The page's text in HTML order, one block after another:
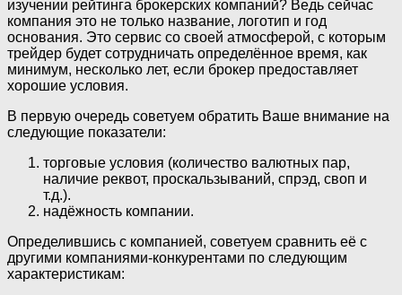
изучении рейтинга брокерских компаний? Ведь сейчас
компания это не только название, логотип и год
основания. Это сервис со своей атмосферой, с которым
трейдер будет сотрудничать определённое время, как
минимум, несколько лет, если брокер предоставляет
хорошие условия.
В первую очередь советуем обратить Ваше внимание на
следующие показатели:
торговые условия (количество валютных пар,
наличие реквот, проскальзываний, спрэд, своп и
т.д.).
надёжность компании.
Определившись с компанией, советуем сравнить её с
другими компаниями-конкурентами по следующим
характеристикам: